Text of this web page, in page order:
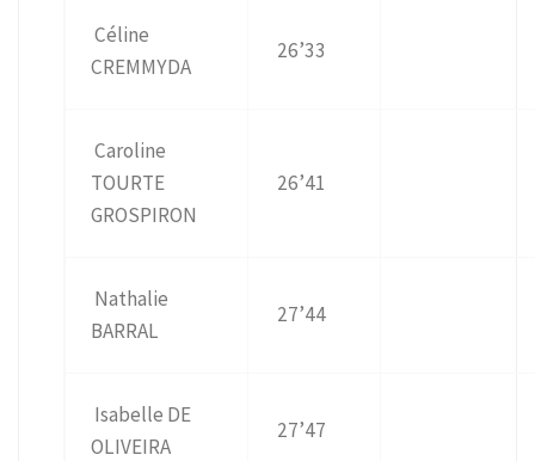
Céline
CREMMYDA
26’33
Caroline
TOURTE
GROSPIRON
26’41
Nathalie
BARRAL
27’44
Isabelle DE
OLIVEIRA
27’47